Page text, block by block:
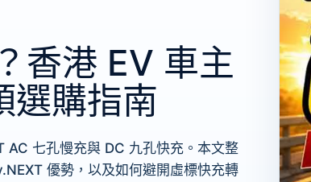
香港 EV 車主
選購指南
AC 七孔慢充與 DC 九孔快充。本文整
優勢，以及如何避開虛標快充轉